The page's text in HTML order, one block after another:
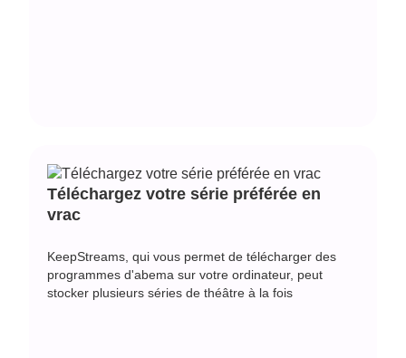
Téléchargez votre série préférée en
vrac
KeepStreams, qui vous permet de télécharger des
programmes d'abema sur votre ordinateur, peut
stocker plusieurs séries de théâtre à la fois